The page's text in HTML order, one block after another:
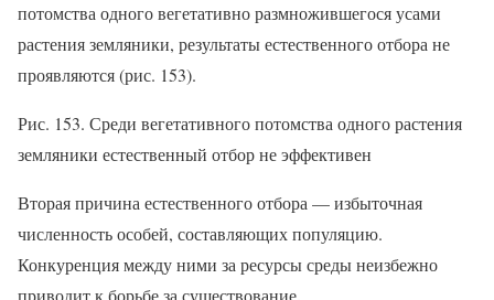
потомства одного вегетативно размножившегося усами
растения земляники, результаты естественного отбора не
проявляются (рис. 153).
Рис. 153. Среди вегетативного потомства одного растения
земляники естественный отбор не эффективен
Вторая причина естественного отбора — избыточная
численность особей, составляющих популяцию.
Конкуренция между ними за ресурсы среды неизбежно